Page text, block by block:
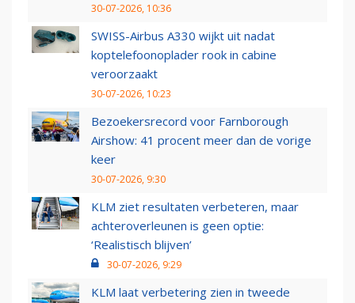
30-07-2026, 10:36
SWISS-Airbus A330 wijkt uit nadat
koptelefoonoplader rook in cabine
veroorzaakt
30-07-2026, 10:23
Bezoekersrecord voor Farnborough
Airshow: 41 procent meer dan de vorige
keer
30-07-2026, 9:30
KLM ziet resultaten verbeteren, maar
achteroverleunen is geen optie:
‘Realistisch blijven’
30-07-2026, 9:29
KLM laat verbetering zien in tweede